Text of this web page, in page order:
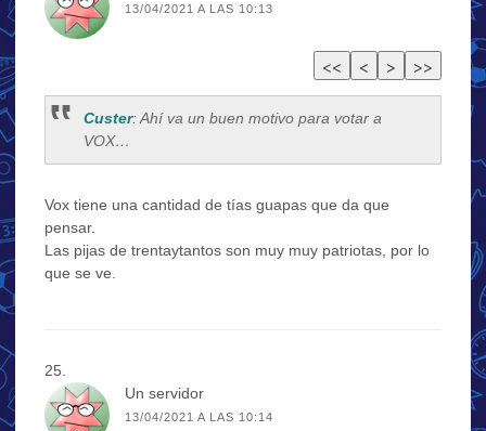
13/04/2021 A LAS 10:13
Custer: Ahí va un buen motivo para votar a
VOX…
Vox tiene una cantidad de tías guapas que da que
pensar.
Las pijas de trentaytantos son muy muy patriotas, por lo
que se ve.
Un servidor
13/04/2021 A LAS 10:14